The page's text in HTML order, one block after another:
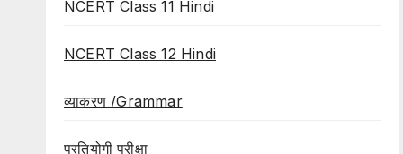
NCERT Class 11 Hindi
NCERT Class 12 Hindi
व्याकरण /Grammar
प्रतियोगी परीक्षा